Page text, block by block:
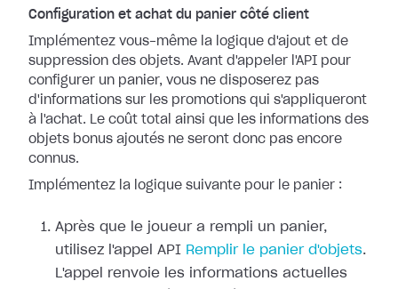
Configuration et achat du panier côté client
Implémentez vous-même la logique d'ajout et de
suppression des objets. Avant d'appeler l'API pour
configurer un panier, vous ne disposerez pas
d'informations sur les promotions qui s'appliqueront
à l'achat. Le coût total ainsi que les informations des
objets bonus ajoutés ne seront donc pas encore
connus.
Implémentez la logique suivante pour le panier :
Après que le joueur a rempli un panier,
utilisez l'appel API Remplir le panier d'objets.
L'appel renvoie les informations actuelles